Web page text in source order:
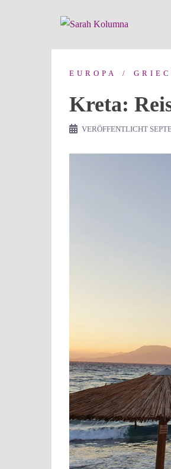
EUROPA
Kreta:
VERÖFFENTLICHT